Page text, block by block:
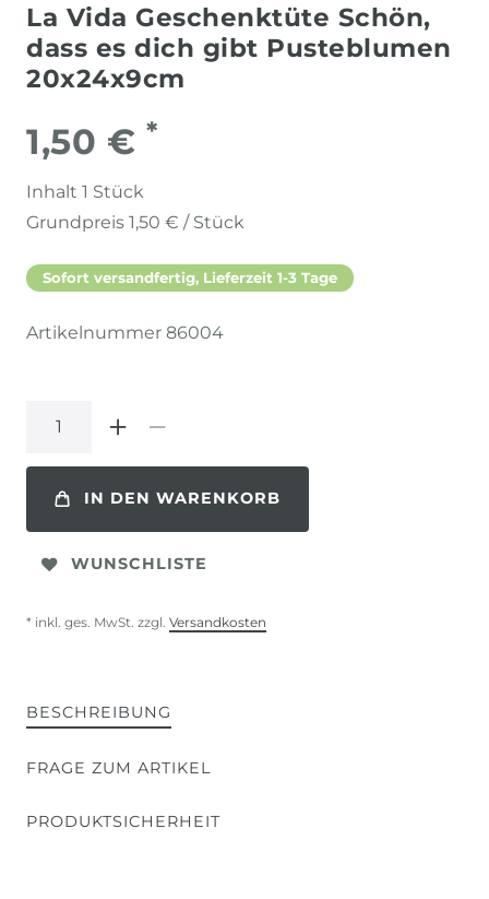
La Vida Geschenktüte Schön,
dass es dich gibt Pusteblumen
20x24x9cm
1,50 € *
Inhalt 1 Stück
Grundpreis 1,50 € / Stück
Sofort versandfertig, Lieferzeit 1-3 Tage
Artikelnummer 86004
IN DEN WARENKORB
WUNSCHLISTE
* inkl. ges. MwSt. zzgl. Versandkosten
BESCHREIBUNG
FRAGE ZUM ARTIKEL
PRODUKTSICHERHEIT